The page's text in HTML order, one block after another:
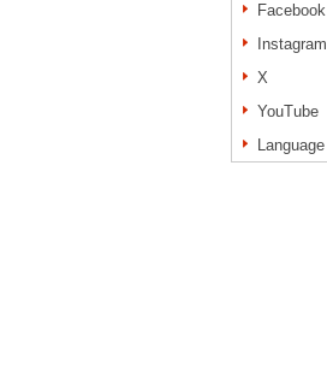
Facebook
Instagram
X
YouTube
Language